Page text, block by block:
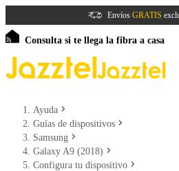
Envíos GRATIS
Consulta si te llega la fibra a casa
Ayuda
Guías de dispositivos
Samsung
Galaxy A9 (2018)
Configura tu dispositivo